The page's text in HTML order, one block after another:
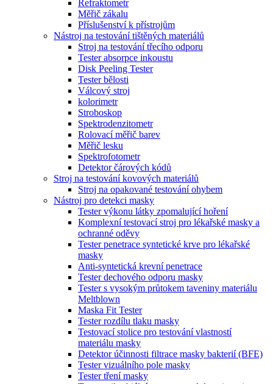
Refraktometr
Měřič zákalu
Příslušenství k přístrojům
Nástroj na testování tištěných materiálů
Stroj na testování třecího odporu
Tester absorpce inkoustu
Disk Peeling Tester
Tester bělosti
Válcový stroj
kolorimetr
Stroboskop
Spektrodenzitometr
Rolovací měřič barev
Měřič lesku
Spektrofotometr
Detektor čárových kódů
Stroj na testování kovových materiálů
Stroj na opakované testování ohybem
Nástroj pro detekci masky
Tester výkonu látky zpomalující hoření
Komplexní testovací stroj pro lékařské masky a
ochranné oděvy
Tester penetrace syntetické krve pro lékařské
masky
Anti-syntetická krevní penetrace
Tester dechového odporu masky
Tester s vysokým průtokem taveniny materiálu
Meltblown
Maska Fit Tester
Tester rozdílu tlaku masky
Testovací stolice pro testování vlastností
materiálu masky
Detektor účinnosti filtrace masky bakterií (BFE)
Tester vizuálního pole masky
Tester tření masky